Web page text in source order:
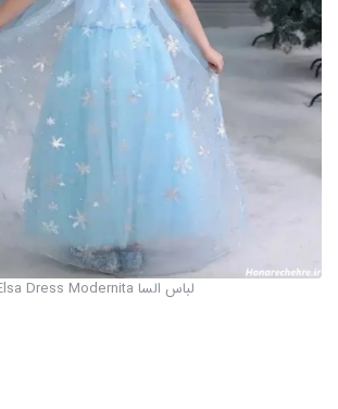
لباس السا Elsa Dress Modernita